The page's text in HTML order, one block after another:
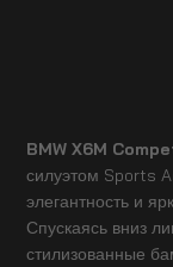
BMW X6M
силуэтом Sports
элегантность и
Спускаясь вниз
стилизованные